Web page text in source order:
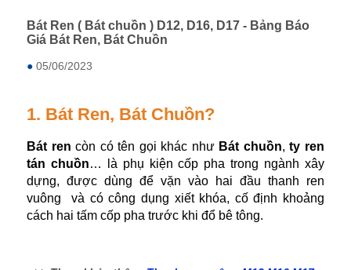
Bát Ren ( Bát chuồn ) D12, D16, D17 - Bảng Báo
Giá Bát Ren, Bát Chuồn
● 05/06/2023
1. Bát Ren, Bát Chuồn?
Bát ren còn có tên gọi khác như Bát chuồn, ty ren
tán chuồn… là phụ kiện cốp pha trong ngành xây
dựng, được dùng để vặn vào hai đầu thanh ren
vuông và có công dụng xiết khóa, cố định khoảng
cách hai tấm cốp pha trước khi đổ bê tông.